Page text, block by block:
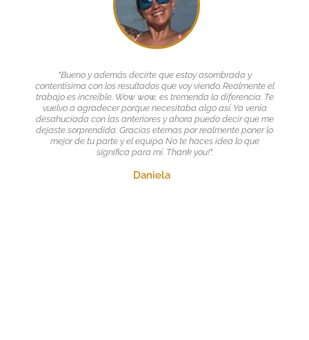
"Bueno y además decirte que estoy asombrada y
contentísima con los resultados que voy viendo. Realmente el
trabajo es increíble. Wow wow, es tremenda la diferencia. Te
vuelvo a agradecer porque necesitaba algo así. Ya venía
desahuciada con las anteriores y ahora puedo decir que me
dejaste sorprendida. Gracias eternas por realmente poner lo
mejor de tu parte y el equipo. No te haces idea lo que
significa para mí. Thank you!".
Daniela